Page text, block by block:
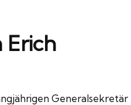
Erich
Generalsekretär